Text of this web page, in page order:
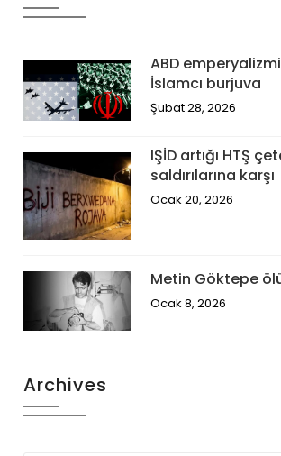
ABD
İslamcı burjuva
Şubat 28, 2026
IŞİD artığı HTŞ
saldırılarına karşı
Ocak 20, 2026
Metin Göktepe
Ocak 8, 2026
Archives